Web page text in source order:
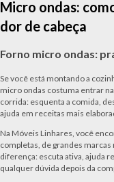
Micro ondas:
dor de cabeça
Forno micro ondas:
Se você está montando a
micro ondas costuma entrar
corrida: esquenta a comida,
ajuda em receitas mais
Na Móveis Linhares, você
completas, de grandes
diferença: escuta ativa, ajuda
qualquer dúvida depois da